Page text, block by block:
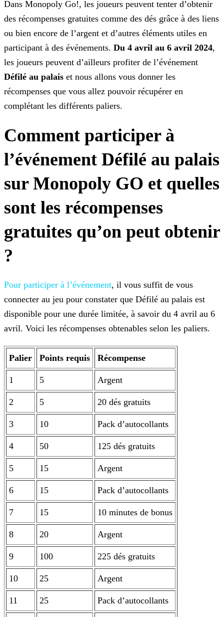
Dans Monopoly Go!, les joueurs peuvent tenter d’obtenir
des récompenses gratuites comme des dés grâce à des liens
ou bien encore de l’argent et d’autres éléments utiles en
participant à des événements. Du 4 avril au 6 avril 2024,
les joueurs peuvent d’ailleurs profiter de l’événement
Défilé au palais et nous allons vous donner les
récompenses que vous allez pouvoir récupérer en
complétant les différents paliers.
Comment participer à
l’événement Défilé au palais
sur Monopoly GO et quelles
sont les récompenses
gratuites qu’on peut obtenir
?
Pour participer à l’événement, il vous suffit de vous
connecter au jeu pour constater que Défilé au palais est
disponible pour une durée limitée, à savoir du 4 avril au 6
avril. Voici les récompenses obtenables selon les paliers.
Palier Points requis Récompense
1 5 Argent
2 5 20 dés gratuits
3 10 Pack d’autocollants
4 50 125 dés gratuits
5 15 Argent
6 15 Pack d’autocollants
7 15 10 minutes de bonus
8 20 Argent
9 100 225 dés gratuits
10 25 Argent
11 25 Pack d’autocollants